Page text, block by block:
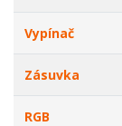
Vypínač
Zásuvka
RGB